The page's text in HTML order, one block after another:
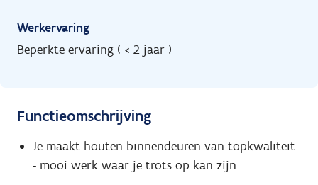
Werkervaring
Beperkte ervaring ( < 2 jaar )
Functieomschrijving
Je maakt houten binnendeuren van topkwaliteit
- mooi werk waar je trots op kan zijn